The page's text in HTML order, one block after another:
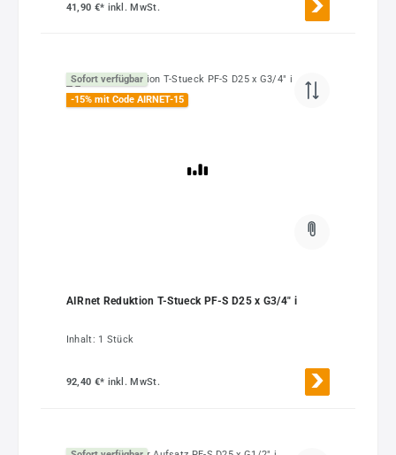
41,90 €* inkl. MwSt.
Sofort verfügbar
-15% mit Code AIRNET-15
AIRnet Reduktion T-Stueck PF-S D25 x G3/4" i
Inhalt: 1 Stück
92,40 €* inkl. MwSt.